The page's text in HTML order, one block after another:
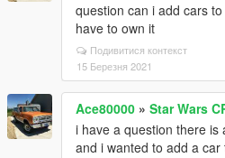
question can i add cars
have to own it
Подивитися контекст
15 Березня 2021
Ace80000 » Star Wars
i have a question there is
and i wanted to add a